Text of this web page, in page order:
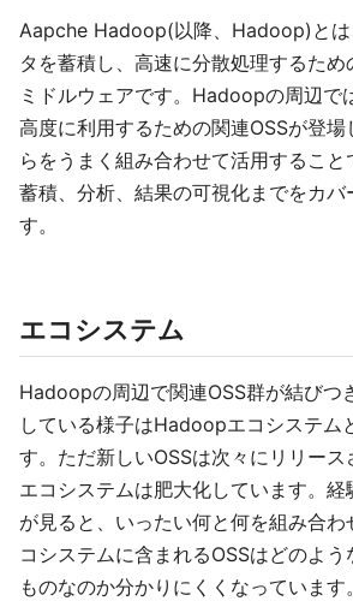
Aapche Hadoop(以降、Hadoop)とは
タを蓄積し、高速に分散処理するた
ミドルウェアです。Hadoopの周辺で
高度に利用するための関連OSSが登
らをうまく組み合わせて活用すること
蓄積、分析、結果の可視化までをカバ
す。
エコシステム
Hadoopの周辺で関連OSS群が結びつ
している様子はHadoopエコシステム
す。ただ新しいOSSは次々にリリース
エコシステムは肥大化しています。経
が見ると、いったい何と何を組み合
コシステムに含まれるOSSはどのよ
ものなのか分かりにくくなっています。